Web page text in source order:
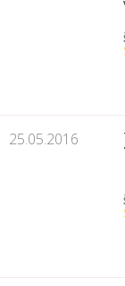
25.05.2016